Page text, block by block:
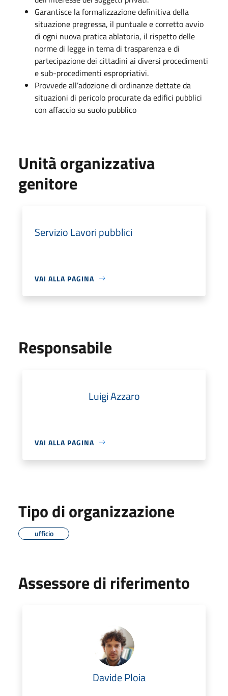
Garantisce la formalizzazione definitiva della
situazione pregressa, il puntuale e corretto avvio
di ogni nuova pratica ablatoria, il rispetto delle
norme di legge in tema di trasparenza e di
partecipazione dei cittadini ai diversi procedimenti
e sub-procedimenti espropriativi.
Provvede all’adozione di ordinanze dettate da
situazioni di pericolo procurate da edifici pubblici
con affaccio su suolo pubblico
Unità organizzativa
genitore
Servizio Lavori pubblici
VAI ALLA PAGINA
Responsabile
Luigi Azzaro
VAI ALLA PAGINA
Tipo di organizzazione
ufficio
Assessore di riferimento
Davide Ploia